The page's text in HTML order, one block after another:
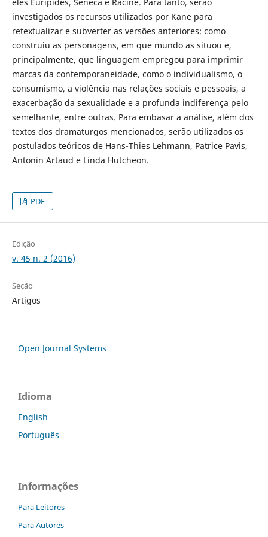
investigados os recursos utilizados por Kane para
retextualizar e subverter as versões anteriores: como
construiu as personagens, em que mundo as situou e,
principalmente, que linguagem empregou para imprimir
marcas da contemporaneidade, como o individualismo, o
consumismo, a violência nas relações sociais e pessoais, a
exacerbação da sexualidade e a profunda indiferença pelo
semelhante, entre outras. Para embasar a análise, além dos
textos dos dramaturgos mencionados, serão utilizados os
postulados teóricos de Hans-Thies Lehmann, Patrice Pavis,
Antonin Artaud e Linda Hutcheon.
PDF
Edição
v. 45 n. 2 (2016)
Seção
Artigos
Open Journal Systems
Idioma
English
Português
Informações
Para Leitores
Para Autores